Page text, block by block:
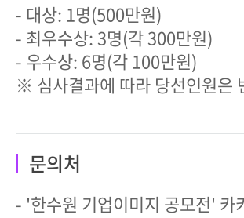
- 대상: 1명(500만원)
- 최우수상: 3명(각 300만원)
- 우수상: 6명(각 100만원)
※ 심사결과에 따라 당선인원은
문의처
- '한수원 기업이미지 공모전'